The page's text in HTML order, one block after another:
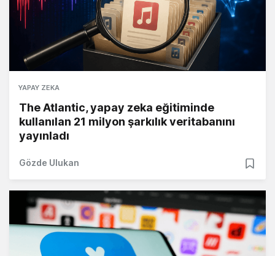
YAPAY ZEKA
The Atlantic, yapay zeka eğitiminde
kullanılan 21 milyon şarkılık veritabanını
yayınladı
Gözde Ulukan